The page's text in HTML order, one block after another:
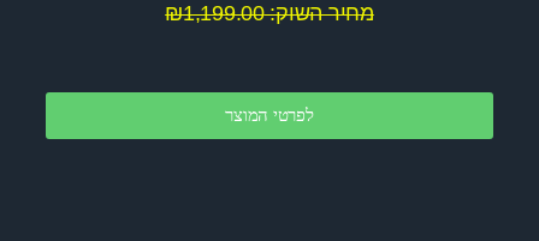
מחיר השוק: ₪1,199.00
לפרטי המוצר